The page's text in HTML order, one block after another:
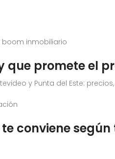
que promete el
y Punta del Este:
conviene